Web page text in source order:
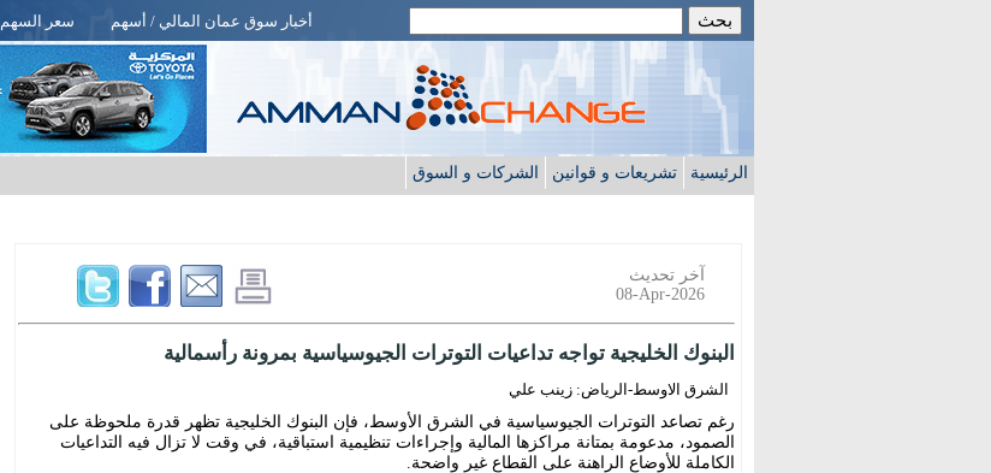
أخبار سوق عمان المالي / أسهم سعر السهم
الرئيسية تشريعات و قوانين الشركات و السوق
آخر تحديث
08-Apr-2026
البنوك الخليجية تواجه تداعيات التوترات الجيوسياسية بمرونة رأسمالية
الشرق الاوسط-الرياض: زينب علي
رغم تصاعد التوترات الجيوسياسية في الشرق الأوسط، فإن البنوك الخليجية تظهر قدرة ملحوظة على
الصمود، مدعومة بمتانة مراكزها المالية وإجراءات تنظيمية استباقية، في وقت لا تزال فيه التداعيات
الكاملة للأوضاع الراهنة على القطاع غير واضحة.